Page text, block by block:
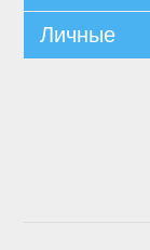
Личные